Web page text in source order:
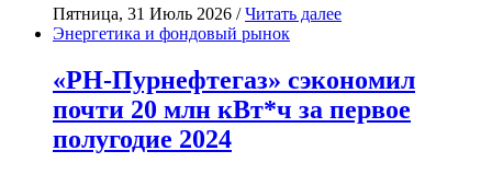
Пятница, 31 Июль 2026 /Читать далее
Энергетика и фондовый рынок
«РН-Пурнефтегаз» сэкономил
почти 20 млн кВт*ч за первое
полугодие 2024